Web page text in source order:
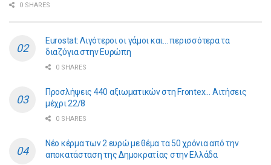
0 SHARES
Eurostat: Λιγότεροι οι γάμοι και… περισσότερα τα
διαζύγια στην Ευρώπη
0 SHARES
Προσλήψεις 440 αξιωματικών στη Frontex… Αιτήσεις
μέχρι 22/8
0 SHARES
Νέο κέρμα των 2 ευρώ με θέμα τα 50 χρόνια από την
αποκατάσταση της Δημοκρατίας στην Ελλάδα